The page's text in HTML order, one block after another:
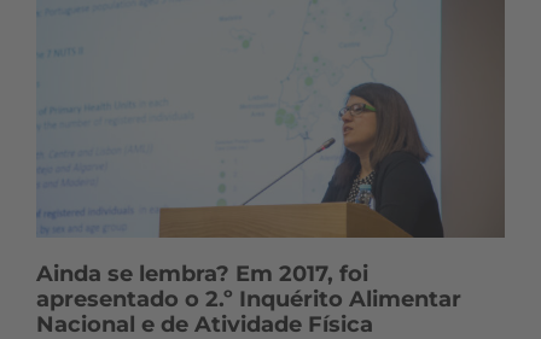
Ainda se lembra? Em 2017, foi
apresentado o 2.º Inquérito Alimentar
Nacional e de Atividade Física